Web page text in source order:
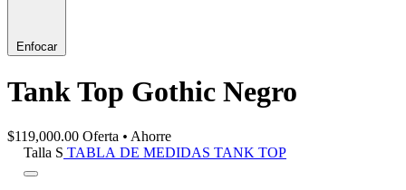
Enfocar
Tank Top Gothic Negro
$119,000.00 Oferta • Ahorre
Talla S TABLA DE MEDIDAS TANK TOP